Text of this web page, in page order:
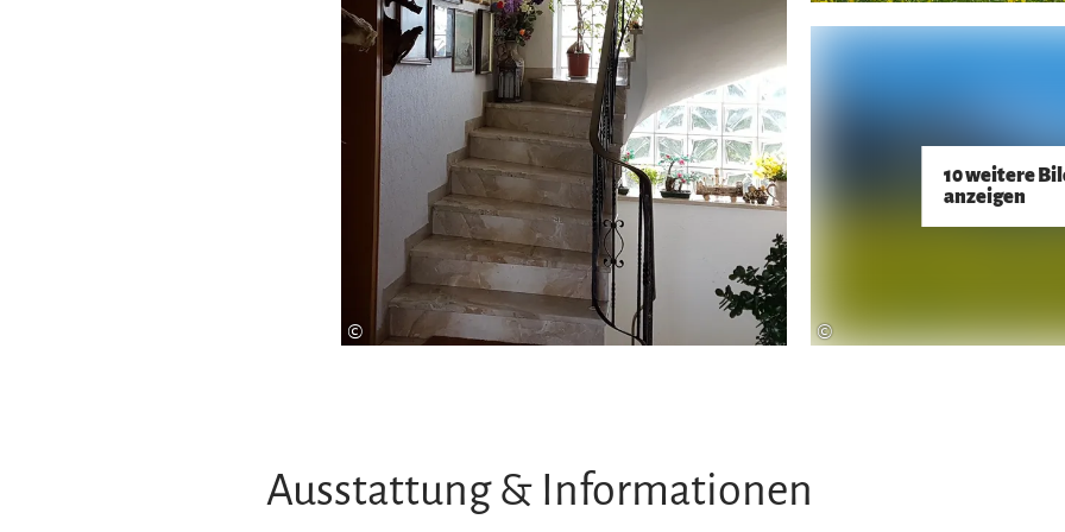
10 weitere
anzeigen
© ©
Ausstattung & Informationen